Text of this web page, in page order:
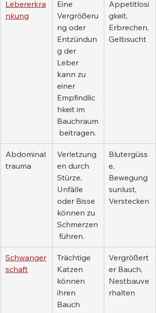
Lebererkra
nkung
Eine
Vergrößeru
ng oder
Entzündun
g der
Leber
kann zu
einer
Empfindlic
hkeit im
Bauchraum
beitragen.
Appetitlosi
gkeit,
Erbrechen,
Gelbsucht
Abdominal
trauma
Verletzung
en durch
Stürze,
Unfälle
oder Bisse
können zu
Schmerzen
führen.
Blutergüss
e,
Bewegung
sunlust,
Verstecken
Schwanger
schaft
Trächtige
Katzen
können
ihren
Bauch
Vergrößert
er Bauch,
Nestbauve
rhalten